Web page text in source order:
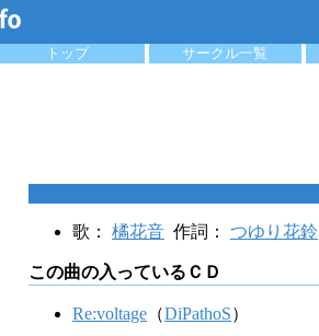
トップ
サークル一覧
歌： 橘花音 作詞： つゆり花鈴
この曲の入っているＣＤ
Re:voltage （DiPathoS）